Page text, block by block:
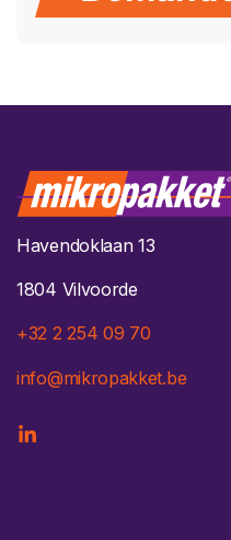
Havendoklaan 13
1804 Vilvoorde
+32 2 254 09 70
info@mikropakket.be